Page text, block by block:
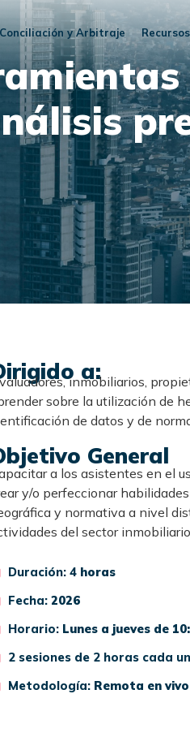
y Arbitraje Recursos
a:
inmobiliarios,
sobre la utilización de
de datos y de
General
a los asistentes en el
y/o perfeccionar
y normativa a nivel
del sector
Duración: 4horas
Fecha:2026
Horario: Lunes a jueves de
2 sesiones de 2 horas cada
Metodología: Remota en